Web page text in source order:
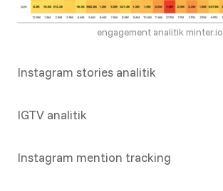
engagement analitik minter.io
Instagram stories analitik
IGTV analitik
Instagram mention tracking